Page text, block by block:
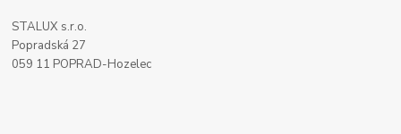
STALUX s.r.o.
Popradská 27
059 11 POPRAD-Hozelec